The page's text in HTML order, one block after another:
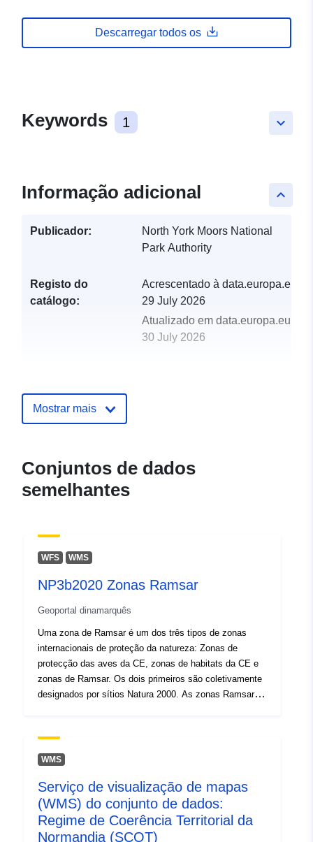
Descarregar todos os
keyboard_arrow_down
Keywords 1
keyboard_arrow_up
Informação adicional
Publicador:
North York Moors National
Park Authority
Registo do
catálogo:
Acrescentado à data.europa.eu:
29 July 2026
Atualizado em data.europa.eu:
30 July 2026
Mostrar mais
Conjuntos de dados
semelhantes
WFS WMS
NP3b2020 Zonas Ramsar
Geoportal dinamarquês
Uma zona de Ramsar é um dos três tipos de zonas
internacionais de proteção da natureza: Zonas de
protecção das aves da CE, zonas de habitats da CE e
zonas de Ramsar. Os dois primeiros são coletivamente
designados por sítios Natura 2000. As zonas Ramsar
com base na "Convenção de 2 de fevereiro de 1971
sobre Zonas Húmidas de Importância Internacional,
também chamada de "Convenção de Ramsar" em
homenagem à cidade no Irã onde a Convenção foi
estabelecida.Posteriormente, a Dinamarca aprovou o
Protocolo de Alteração da Convenção de 3 de dezembro
WMS
Serviço de visualização de mapas
(WMS) do conjunto de dados:
Regime de Coerência Territorial da
Normandia (SCOT)